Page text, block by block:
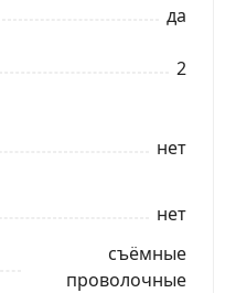
да
2
нет
нет
съёмные
проволочные
моих персональных
ЗАЯВКУ